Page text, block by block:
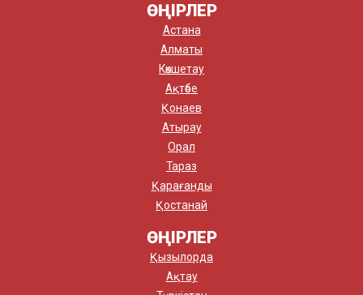
ӨҢІРЛЕР
Астана
Алматы
Көкшетау
Ақтөбе
Қонаев
Атырау
Орал
Тараз
Қарағанды
Қостанай
ӨҢІРЛЕР
Қызылорда
Ақтау